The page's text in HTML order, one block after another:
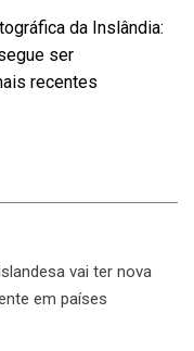
da Inslândia:
ser
recentes
vai ter nova
em países